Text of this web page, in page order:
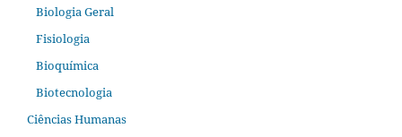
Biologia Geral
Fisiologia
Bioquímica
Biotecnologia
Ciências Humanas